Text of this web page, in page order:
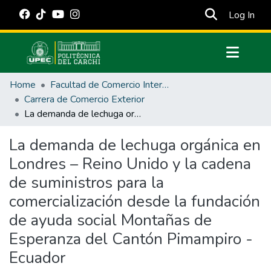
Log In
Communities & Collections
All of DSpace
Statistics
Estadísticas Externas
Manuales
Home
Facultad de Comercio Internacional, Integración, Administración y Economía Empresarial
Carrera de Comercio Exterior
La demanda de lechuga orgánica en Londres – Reino Unido y la cadena de suministros para la comercialización desde la fundación de ayuda social Montañas de Esperanza del Cantón Pimampiro - Ecuador
La demanda de lechuga orgánica en
Londres – Reino Unido y la cadena
de suministros para la
comercialización desde la fundación
de ayuda social Montañas de
Esperanza del Cantón Pimampiro -
Ecuador